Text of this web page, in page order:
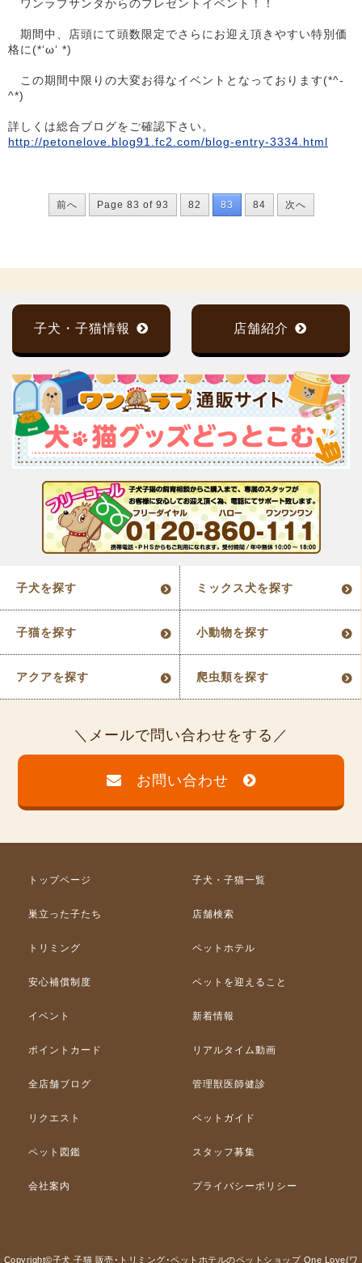
ワンラブサンタからのプレゼントイベント！！
期間中、店頭にて頭数限定でさらにお迎え頂きやすい特別価
格に(*‘ω‘ *)
この期間中限りの大変お得なイベントとなっております(*^-
^*)
詳しくは総合ブログをご確認下さい。
http://petonelove.blog91.fc2.com/blog-entry-3334.html
前へ Page 83 of 93 82 83 84 次へ
子犬・子猫情報 店舗紹介
子犬を探す ミックス犬を探す
子猫を探す 小動物を探す
アクアを探す 爬虫類を探す
メールで問い合わせをする
お問い合わせ
トップページ 子犬・子猫一覧
巣立った子たち 店舗検索
トリミング ペットホテル
安心補償制度 ペットを迎えること
イベント 新着情報
ポイントカード リアルタイム動画
全店舗ブログ 管理獣医師健診
リクエスト ペットガイド
ペット図鑑 スタッフ募集
会社案内 プライバシーポリシー
Copyright©子犬 子猫 販売･トリミング･ペットホテルのペットショップ One Love(ワ